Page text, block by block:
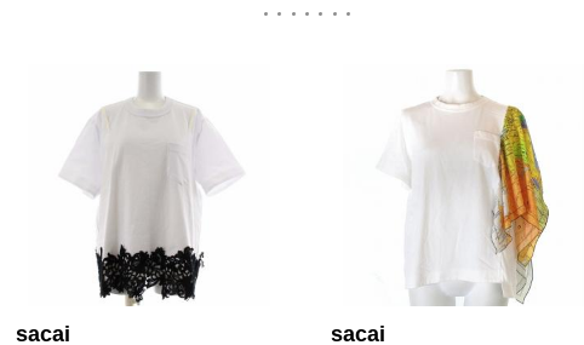
sacai sacai